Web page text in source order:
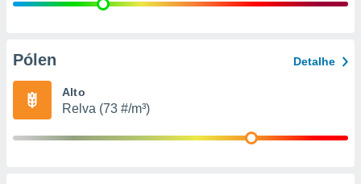
Pólen Detalhe
Alto
Relva (73 #/m³)